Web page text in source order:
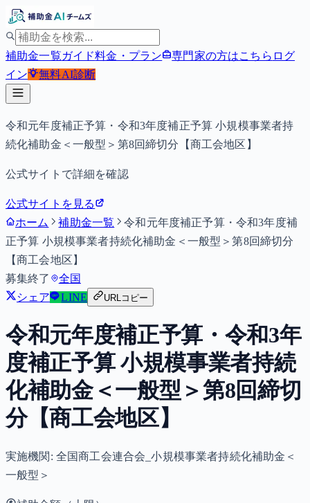
補助金一覧ガイド料金・プラン 専門家の方はこちら ログ
イン
無料AI診断
令和元年度補正予算・令和3年度補正予算 小規模事業者持
続化補助金＜一般型＞第8回締切分【商工会地区】
公式サイトで詳細を確認
公式サイトを見る
ホーム
補助金一覧
令和元年度補正予算・令和3年度補
正予算 小規模事業者持続化補助金＜一般型＞第8回締切分
【商工会地区】
募集終了
全国
シェア
LINE URLコピー
令和元年度補正予算・令和3年
度補正予算 小規模事業者持続
化補助金＜一般型＞第8回締切
分【商工会地区】
実施機関: 全国商工会連合会_小規模事業者持続化補助金＜
一般型＞